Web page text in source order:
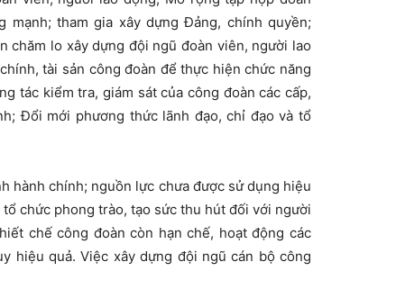
tham gia xây dựng Đảng, chính quyền;
chăm lo xây dựng đội ngũ đoàn viên, người lao
tài sản công đoàn để thực hiện chức năng
tác kiểm tra, giám sát của công đoàn các cấp,
Đổi mới phương thức lãnh đạo, chỉ đạo và tổ
hành chính; nguồn lực chưa được sử dụng hiệu
chức phong trào, tạo sức thu hút đối với người
chế công đoàn còn hạn chế, hoạt động các
hiệu quả.Việc xây dựng đội ngũ cán bộ công